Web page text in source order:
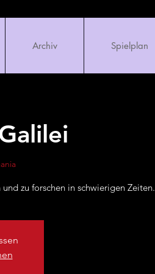
Archiv Spielplan
zu forschen in schwierigen Zeiten.